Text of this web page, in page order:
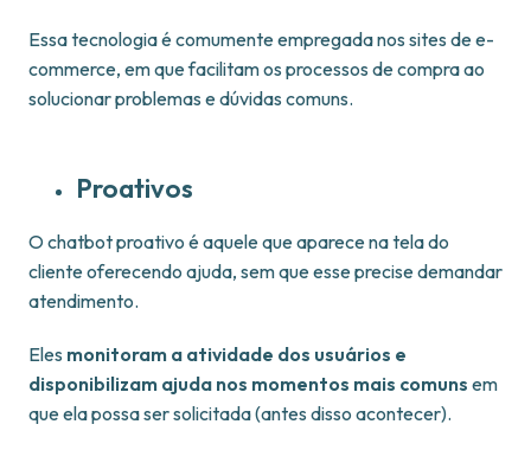
Essa tecnologia é comumente empregada nos sites de e-
commerce, em que facilitam os processos de compra ao
solucionar problemas e dúvidas comuns.
Proativos
O chatbot proativo é aquele que aparece na tela do
cliente oferecendo ajuda, sem que esse precise demandar
atendimento.
Eles monitoram a atividade dos usuários e
disponibilizam ajuda nos momentos mais comuns em
que ela possa ser solicitada (antes disso acontecer).